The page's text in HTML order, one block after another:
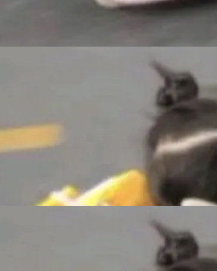
的唯一真相...
Ultra / Z Fold8 /
月22日发布，且全
Galaxy，它们本该
landing page 最显
between com
之间写出来的。git
任何一次编辑：Delt
一次操作，...
183 亿美元
博客（VC 分
季度业绩报告，Spac
与亚马逊、Alpha
科技巨头相比，Spa
人瞩目。然而，支
现出截然不同的面
主要依托充沛的经
；Muse Spark
型。一句话概括：
dev.meta.ai/install.
目里自动规划、写
具。 据介绍，Muse
知识图谱校
拥有全局视野。整个
：建图 → 控制难度